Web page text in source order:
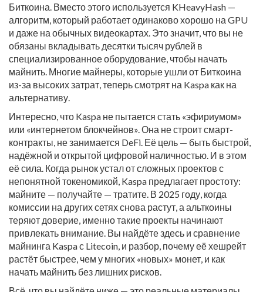
Биткоина. Вместо этого используется KHeavyHash —
алгоритм, который работает одинаково хорошо на GPU
и даже на обычных видеокартах. Это значит, что вы не
обязаны вкладывать десятки тысяч рублей в
специализированное оборудование, чтобы начать
майнить. Многие майнеры, которые ушли от Биткоина
из-за высоких затрат, теперь смотрят на Kaspa как на
альтернативу.
Интересно, что Kaspa не пытается стать «эфириумом»
или «интернетом блокчейнов». Она не строит смарт-
контракты, не занимается DeFi. Её цель — быть быстрой,
надёжной и открытой цифровой наличностью. И в этом
её сила. Когда рынок устал от сложных проектов с
непонятной токеномикой, Kaspa предлагает простоту:
майните — получайте — тратите. В 2025 году, когда
комиссии на других сетях снова растут, а альткоины
теряют доверие, именно такие проекты начинают
привлекать внимание. Вы найдёте здесь и сравнение
майнинга Kaspa с Litecoin, и разбор, почему её хешрейт
растёт быстрее, чем у многих «новых» монет, и как
начать майнить без лишних рисков.